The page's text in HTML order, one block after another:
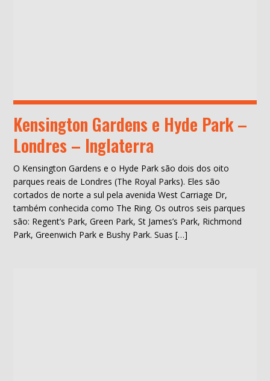
Kensington Gardens e Hyde Park –
Londres – Inglaterra
O Kensington Gardens e o Hyde Park são dois dos oito
parques reais de Londres (The Royal Parks). Eles são
cortados de norte a sul pela avenida West Carriage Dr,
também conhecida como The Ring. Os outros seis parques
são: Regent’s Park, Green Park, St James’s Park, Richmond
Park, Greenwich Park e Bushy Park. Suas […]